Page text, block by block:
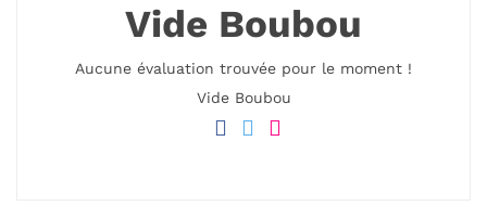
Vide Boubou
Aucune évaluation trouvée pour le moment !
Vide Boubou